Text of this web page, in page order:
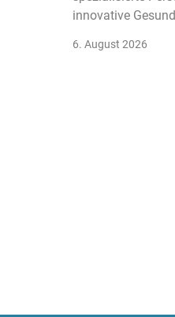
innovative
6. August 2026